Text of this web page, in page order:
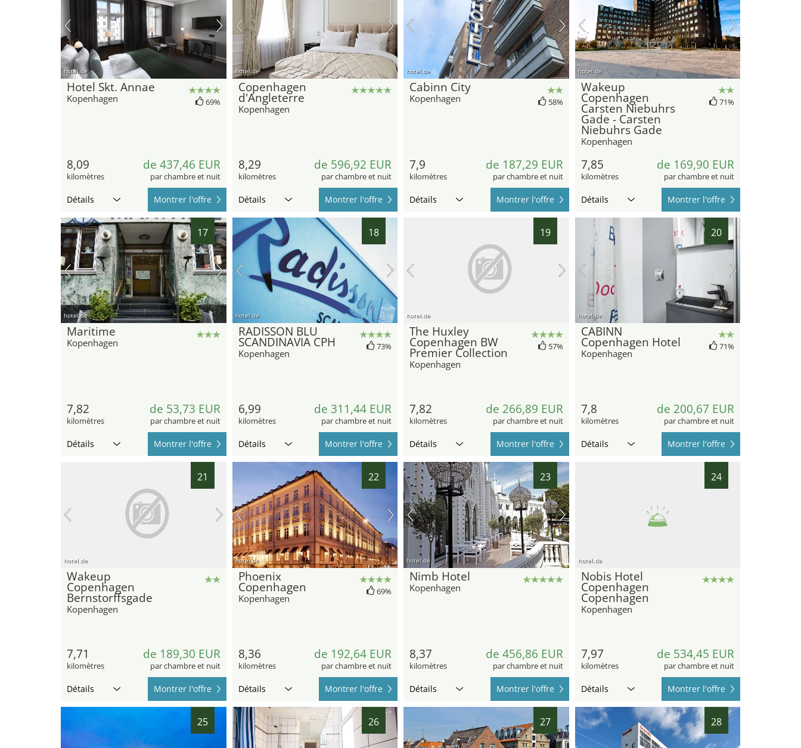
hotel.de
Hotel Skt. Annae
Kopenhagen 69%
8,09
kilomètres
de 437,46 EUR
par chambre et nuit
Détails Montrer l'offre
hotel.de
Copenhagen
d'Angleterre
Kopenhagen
8,29
kilomètres
de 596,92 EUR
par chambre et nuit
Détails Montrer l'offre
hotel.de
Cabinn City
Kopenhagen 58%
7,9
kilomètres
de 187,29 EUR
par chambre et nuit
Détails Montrer l'offre
hotel.de
Wakeup
Copenhagen
Carsten Niebuhrs
Gade - Carsten
Niebuhrs Gade
Kopenhagen
71%
7,85
kilomètres
de 169,90 EUR
par chambre et nuit
Détails Montrer l'offre
17
hotel.de
Maritime
Kopenhagen
7,82
kilomètres
de 53,73 EUR
par chambre et nuit
Détails Montrer l'offre
18
hotel.de
RADISSON BLU
SCANDINAVIA CPH
Kopenhagen
73%
6,99
kilomètres
de 311,44 EUR
par chambre et nuit
Détails Montrer l'offre
19
hotel.de
The Huxley
Copenhagen BW
Premier Collection
Kopenhagen
57%
7,82
kilomètres
de 266,89 EUR
par chambre et nuit
Détails Montrer l'offre
20
hotel.de
CABINN
Copenhagen Hotel
Kopenhagen
71%
7,8
kilomètres
de 200,67 EUR
par chambre et nuit
Détails Montrer l'offre
21
hotel.de
Wakeup
Copenhagen
Bernstorffsgade
Kopenhagen
7,71
kilomètres
de 189,30 EUR
par chambre et nuit
Détails Montrer l'offre
22
hotel.de
Phoenix
Copenhagen
Kopenhagen
69%
8,36
kilomètres
de 192,64 EUR
par chambre et nuit
Détails Montrer l'offre
23
hotel.de
Nimb Hotel
Kopenhagen
8,37
kilomètres
de 456,86 EUR
par chambre et nuit
Détails Montrer l'offre
24
hotel.de
Nobis Hotel
Copenhagen
Copenhagen
Kopenhagen
7,97
kilomètres
de 534,45 EUR
par chambre et nuit
Détails Montrer l'offre
25 26 27 28